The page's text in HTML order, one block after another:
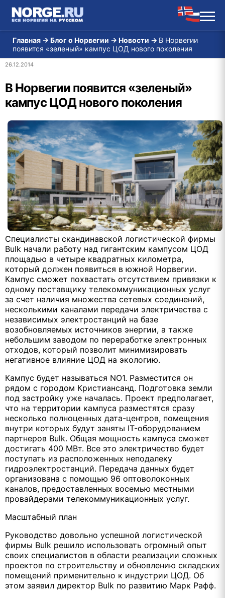
Главная → Блог о Норвегии → Новости → В Норвегии
появится «зеленый» кампус ЦОД нового поколения
26.12.2014
В Норвегии появится «зеленый»
кампус ЦОД нового поколения
Специалисты скандинавской логистической фирмы
Bulk начали работу над гигантским кампусом ЦОД
площадью в четыре квадратных километра,
который должен появиться в южной Норвегии.
Кампус сможет похвастать отсутствием привязки к
одному поставщику телекоммуникационных услуг
за счет наличия множества сетевых соединений,
несколькими каналами передачи электричества с
независимых электростанций на базе
возобновляемых источников энергии, а также
небольшим заводом по переработке электронных
отходов, который позволит минимизировать
негативное влияние ЦОД на экологию.
Кампус будет называться NO1. Разместится он
рядом с городом Кристиансанд. Подготовка земли
под застройку уже началась. Проект предполагает,
что на территории кампуса разместятся сразу
несколько полноценных дата-центров, помещения
внутри которых будут заняты IT-оборудованием
партнеров Bulk. Общая мощность кампуса сможет
достигать 400 МВт. Все это электричество будет
поступать из расположенных неподалеку
гидроэлектростанций. Передача данных будет
организована с помощью 96 оптоволоконных
каналов, предоставленных восемью местными
провайдерами телекоммуникационных услуг.
Масштабный план
Руководство довольно успешной логистической
фирмы Bulk решило использовать огромный опыт
своих специалистов в области реализации сложных
проектов по строительству и обновлению складских
помещений применительно к индустрии ЦОД. Об
этом заявил директор Bulk по развитию Марк Рафф.